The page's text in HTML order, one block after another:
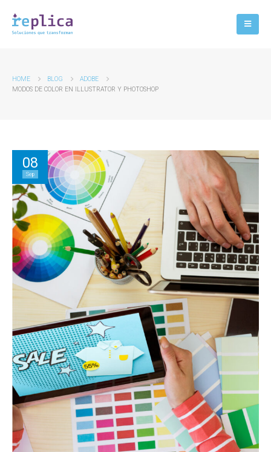
HOME BLOG
ADOBE
MODOS DE COLOR EN ILLUSTRATOR Y PHOTOSHOP
08
Sep